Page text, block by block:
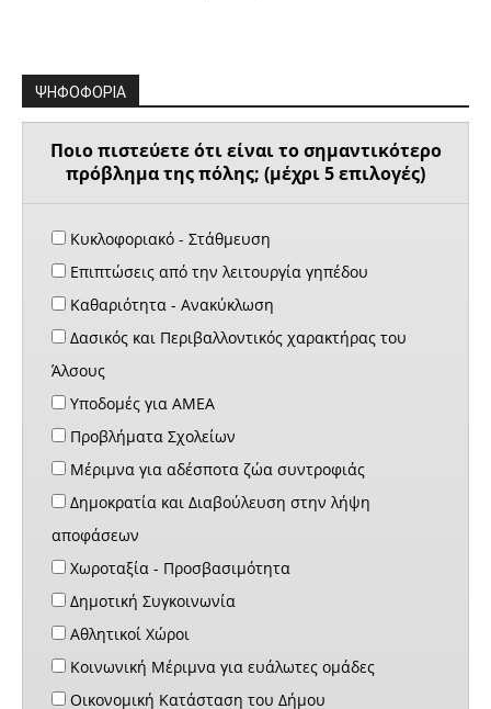
ΨΗΦΟΦΟΡΙΑ
Ποιο πιστεύετε ότι είναι το σημαντικότερο
πρόβλημα της πόλης; (μέχρι 5 επιλογές)
Κυκλοφοριακό - Στάθμευση
Επιπτώσεις από την λειτουργία γηπέδου
Καθαριότητα - Ανακύκλωση
Δασικός και Περιβαλλοντικός χαρακτήρας του
Άλσους
Υποδομές για ΑΜΕΑ
Προβλήματα Σχολείων
Μέριμνα για αδέσποτα ζώα συντροφιάς
Δημοκρατία και Διαβούλευση στην λήψη
αποφάσεων
Χωροταξία - Προσβασιμότητα
Δημοτική Συγκοινωνία
Αθλητικοί Χώροι
Κοινωνική Μέριμνα για ευάλωτες ομάδες
Οικονομική Κατάσταση του Δήμου